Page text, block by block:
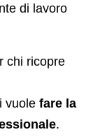
di lavoro
chi ricopre
vuole fare la
.